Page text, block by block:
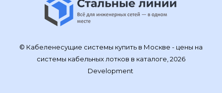
© Кабеленесущие системы купить в Москве - цены на
системы кабельных лотков в каталоге, 2026
Development